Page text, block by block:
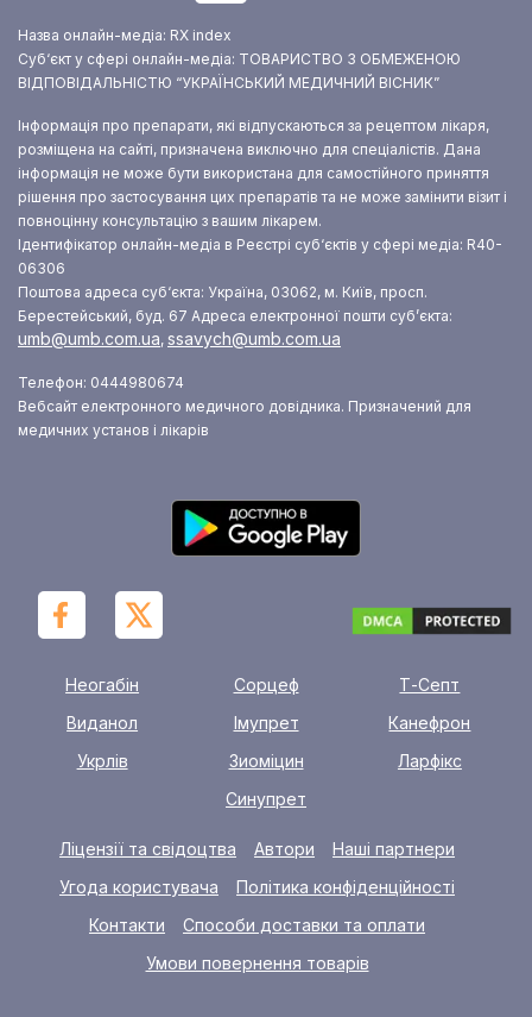
Назва онлайн-медіа: RX index
Суб‘єкт у сфері онлайн-медіа: ТОВАРИСТВО З ОБМЕЖЕНОЮ
ВІДПОВІДАЛЬНІСТЮ “УКРАЇНСЬКИЙ МЕДИЧНИЙ ВІСНИК”
Інформація про препарати, які відпускаються за рецептом лікаря,
розміщена на сайті, призначена виключно для спеціалістів. Дана
інформація не може бути використана для самостійного приняття
рішення про застосування цих препаратів та не може замінити візит і
повноцінну консультацію з вашим лікарем.
Ідентифікатор онлайн-медіа в Реєстрі суб‘єктів у сфері медіа: R40-
06306
Поштова адреса суб‘єкта: Україна, 03062, м. Київ, просп.
Берестейський, буд. 67 Адреса електронної пошти суб’єкта:
umb@umb.com.ua, ssavych@umb.com.ua
Телефон: 0444980674
Вебсайт електронного медичного довідника. Призначений для
медичних установ і лікарів
Неогабін Сорцеф
Т-Септ
Виданол
Імупрет
Канефрон
Укрлів
Зиоміцин
Ларфікс
Синупрет
Ліцензії та свідоцтва Автори
Наші партнери
Угода користувача
Політика конфіденційності
Контакти
Способи доставки та оплати
Умови повернення товарів